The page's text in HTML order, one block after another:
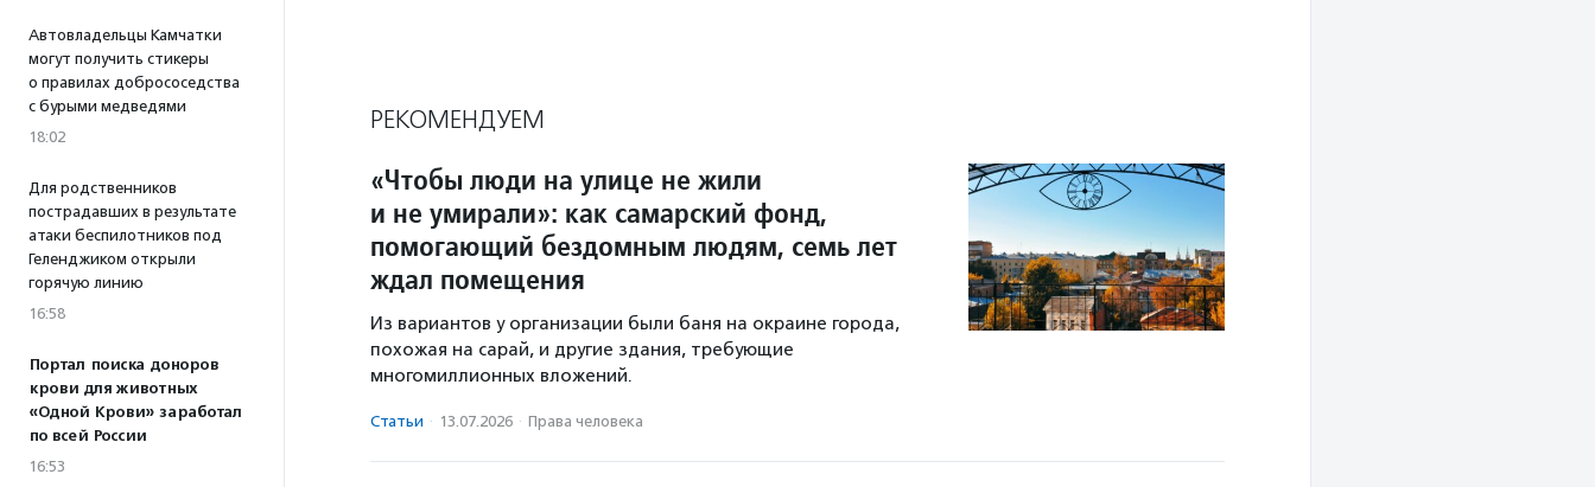
Автовладельцы Камчатки
могут получить стикеры
о правилах добрососедства
с бурыми медведями
18:02
Для родственников
пострадавших в результате
атаки беспилотников под
Геленджиком открыли
горячую линию
16:58
Портал поиска доноров
крови для животных
«Одной Крови» заработал
по всей России
16:53
РЕКОМЕНДУЕМ
«Чтобы люди на улице не жили
и не умирали»: как самарский фонд,
помогающий бездомным людям, семь лет
ждал помещения
Из вариантов у организации были баня на окраине города,
похожая на сарай, и другие здания, требующие
многомиллионных вложений.
Статьи · 13.07.2026 · Права человека